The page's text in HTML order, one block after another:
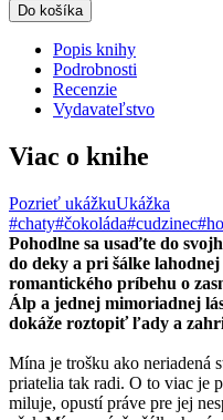
Do košíka
Popis knihy
Podrobnosti
Recenzie
Vydavateľstvo
Viac o knihe
Pozrieť ukážkuUkážka
#chaty#čokoláda#cudzinec
Pohodlne sa usaďte do
do deky a pri šálke
romantického príbehu o
Álp a jednej mimoriadnej
dokáže roztopiť ľady a
Mína je trošku ako neriadená
priatelia tak radi. O to viac je
miluje, opustí práve pre jej